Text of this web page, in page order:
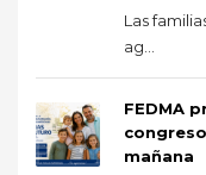
Las
ag...
FEDMA
mañana